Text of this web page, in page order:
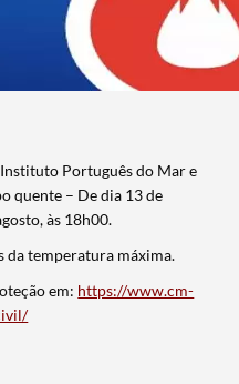
Português do Mar e
quente – De dia 13 de
às 18h00.
da temperatura máxima.
em: https://www.cm-